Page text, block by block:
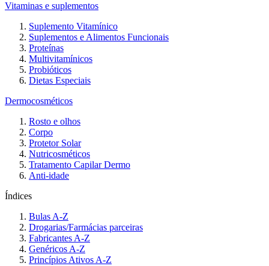
Vitaminas e suplementos
Suplemento Vitamínico
Suplementos e Alimentos Funcionais
Proteínas
Multivitamínicos
Probióticos
Dietas Especiais
Dermocosméticos
Rosto e olhos
Corpo
Protetor Solar
Nutricosméticos
Tratamento Capilar Dermo
Anti-idade
Índices
Bulas A-Z
Drogarias/Farmácias parceiras
Fabricantes A-Z
Genéricos A-Z
Princípios Ativos A-Z